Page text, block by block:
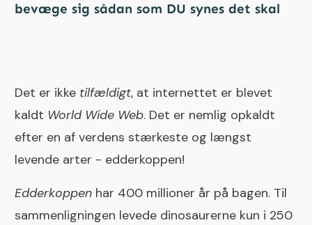
bevæge sig sådan som DU synes det skal
Det er ikke tilfældigt, at internettet er blevet
kaldt World Wide Web. Det er nemlig opkaldt
efter en af verdens stærkeste og længst
levende arter - edderkoppen!
Edderkoppen har 400 millioner år på bagen. Til
sammenligningen levede dinosaurerne kun i 250